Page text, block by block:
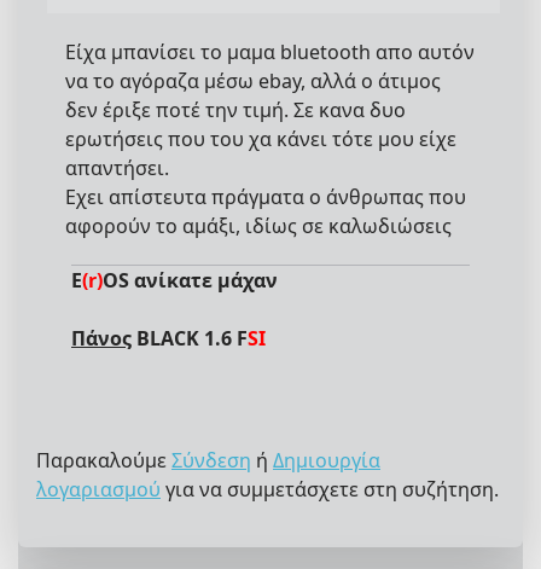
Είχα μπανίσει το μαμα bluetooth απο αυτόν
να το αγόραζα μέσω ebay, αλλά ο άτιμος
δεν έριξε ποτέ την τιμή. Σε κανα δυο
ερωτήσεις που του χα κάνει τότε μου είχε
απαντήσει.
Εχει απίστευτα πράγματα ο άνθρωπας που
αφορούν το αμάξι, ιδίως σε καλωδιώσεις
E(r)OS ανίκατε μάχαν
Πάνος BLACK 1.6 FSI
Παρακαλούμε Σύνδεση ή Δημιουργία
λογαριασμού για να συμμετάσχετε στη συζήτηση.